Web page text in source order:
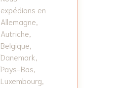
expédions en
Allemagne,
Autriche,
Belgique,
Danemark,
Pays-Bas,
Luxembourg,